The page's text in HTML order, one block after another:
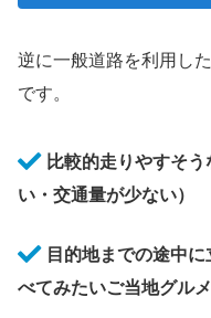
逆に一般道路を利用し
です。
比較的走りやすそ
い・交通量が少ない）
目的地までの途中
べてみたいご当地グル